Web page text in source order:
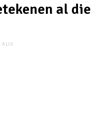
al die
ALIX